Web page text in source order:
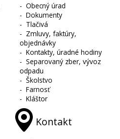
-Obecný úrad
-Dokumenty
- Tlačivá
- Zmluvy, faktúry,
objednávky
-Kontakty, úradné hodiny
-Separovaný zber, vývoz
odpadu
-Školstvo
-Farnosť
-Kláštor
Kontakt